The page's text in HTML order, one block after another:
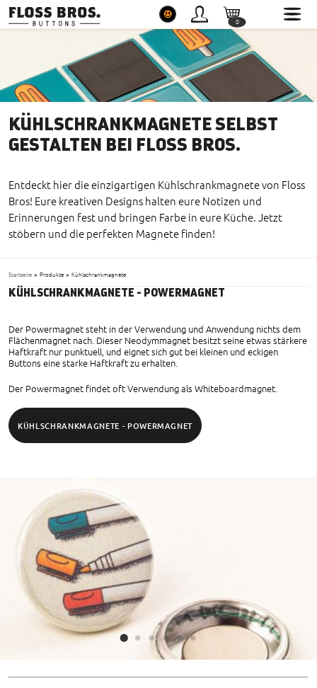
0
0
Service Themenwelten
KÜHLSCHRANKMAGNETE SELBST
GESTALTEN BEI FLOSS BROS.
Entdeckt hier die einzigartigen Kühlschrankmagnete von Floss
Bros! Eure kreativen Designs halten eure Notizen und
Erinnerungen fest und bringen Farbe in eure Küche. Jetzt
stöbern und die perfekten Magnete finden!
Startseite > Produkte > Kühlschrankmagnete
KÜHLSCHRANKMAGNETE - POWERMAGNET
Der Powermagnet steht in der Verwendung und Anwendung nichts dem
Flächenmagnet nach. Dieser Neodymmagnet besitzt seine etwas stärkere
Haftkraft nur punktuell, und eignet sich gut bei kleinen und eckigen
Buttons eine starke Haftkraft zu erhalten.
Der Powermagnet findet oft Verwendung als Whiteboardmagnet.
KÜHLSCHRANKMAGNETE - POWERMAGNET